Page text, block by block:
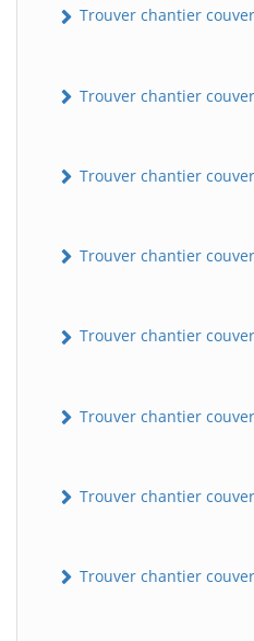
Trouver chantier
Trouver chantier
Trouver chantier
Trouver chantier
Trouver chantier
Trouver chantier
Trouver chantier
Trouver chantier